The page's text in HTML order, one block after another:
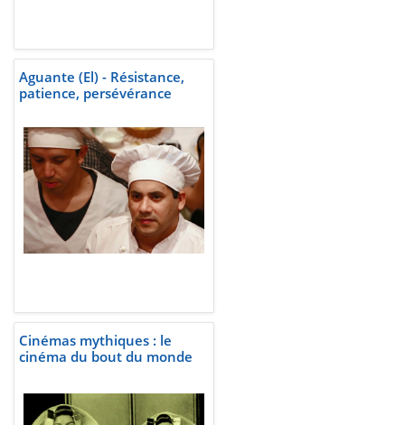
Aguante (El) - Résistance,
patience, persévérance
Cinémas mythiques : le
cinéma du bout du monde